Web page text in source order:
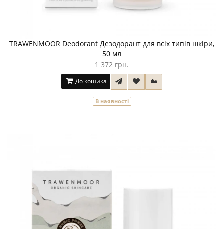
TRAWENMOOR Deodorant Дезодорант для всіх типів шкіри,
50 мл
1 372 грн.
До кошика
В наявності